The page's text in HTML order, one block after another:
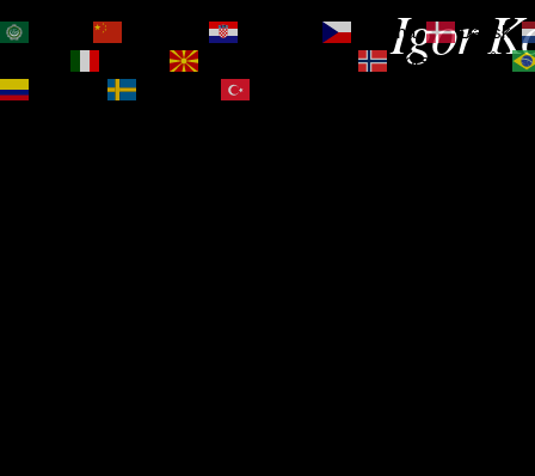
Igor
Čeština‎
Dansk
Norsk bokmål